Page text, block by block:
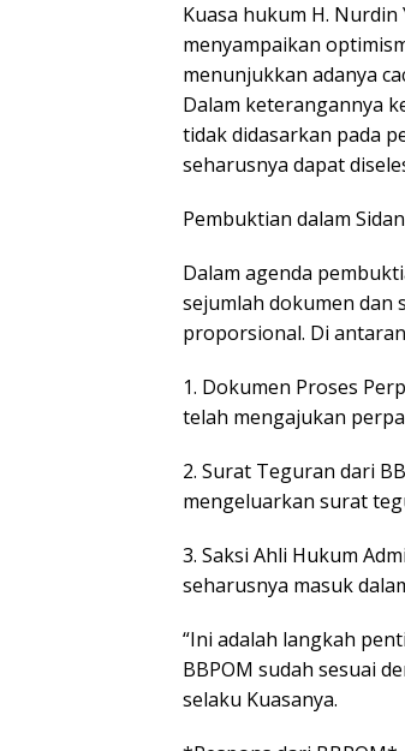
Kuasa hukum H. Nurdin
menyampaikan
menunjukkan adanya
Dalam keterangannya
tidak didasarkan pada
seharusnya dapat
Pembuktian dalam
Dalam agenda
sejumlah dokumen dan
proporsional. Di
1. Dokumen Proses
telah mengajukan
2. Surat Teguran dari
mengeluarkan surat
3. Saksi Ahli Hukum
seharusnya masuk
“Ini adalah langkah
BBPOM sudah sesuai
selaku Kuasanya.